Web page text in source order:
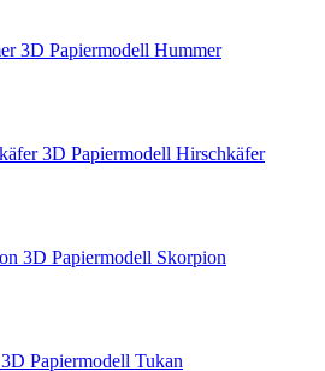
3D Papiermodell Hummer
3D Papiermodell Hirschkäfer
3D Papiermodell Skorpion
3D Papiermodell Tukan